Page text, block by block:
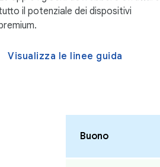
il potenziale dei dispositivi
Visualizza le linee guida
Buono